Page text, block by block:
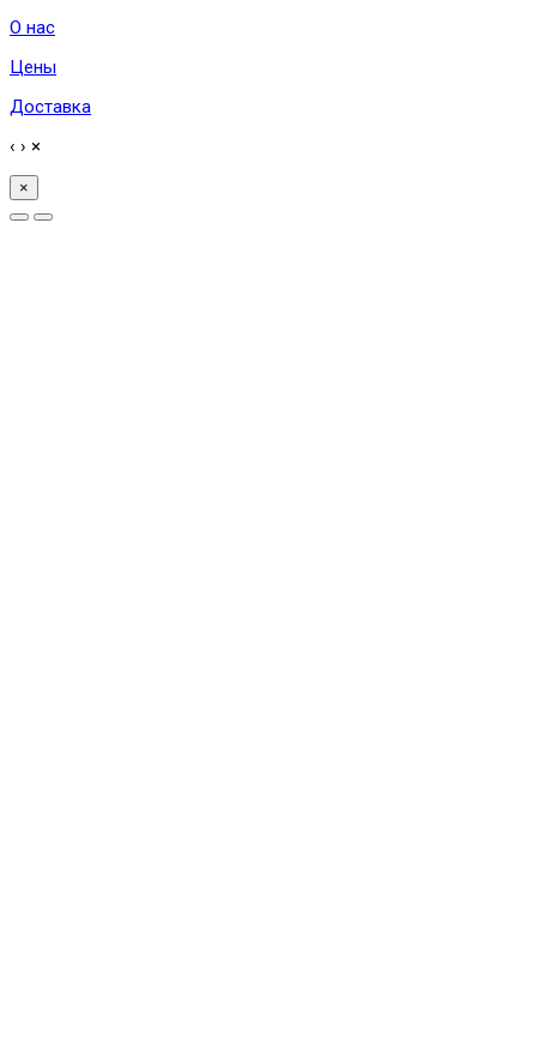
О нас
Цены
Доставка
‹ › ×
×